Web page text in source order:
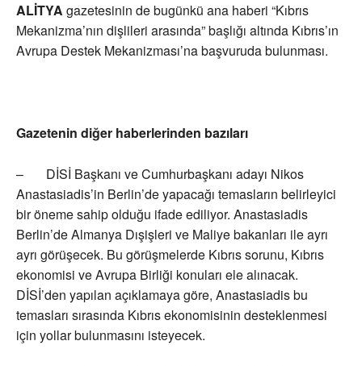
ALİTYA gazetesinin de bugünkü ana haberi “Kıbrıs
Mekanizma’nın dişlileri arasında” başlığı altında Kıbrıs’ın
Avrupa Destek Mekanizması’na başvuruda bulunması.
Gazetenin diğer haberlerinden bazıları
– DİSİ Başkanı ve Cumhurbaşkanı adayı Nikos
Anastasiadis’in Berlin’de yapacağı temasların belirleyici
bir öneme sahip olduğu ifade ediliyor. Anastasiadis
Berlin’de Almanya Dışişleri ve Maliye bakanları ile ayrı
ayrı görüşecek. Bu görüşmelerde Kıbrıs sorunu, Kıbrıs
ekonomisi ve Avrupa Birliği konuları ele alınacak.
DİSİ’den yapılan açıklamaya göre, Anastasiadis bu
temasları sırasında Kıbrıs ekonomisinin desteklenmesi
için yollar bulunmasını isteyecek.